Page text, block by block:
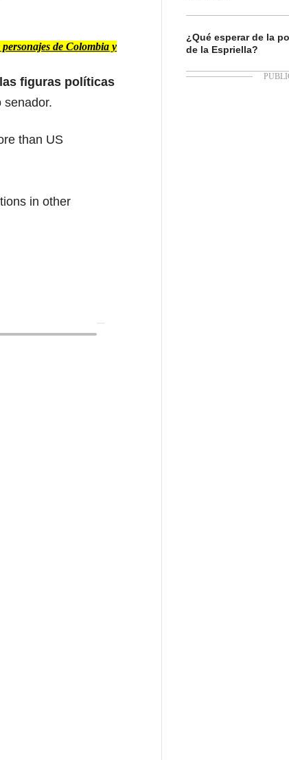
de Colombia y
figuras políticas
senador.
than US
in other
¿Qué esperar de la
de la Espriella?